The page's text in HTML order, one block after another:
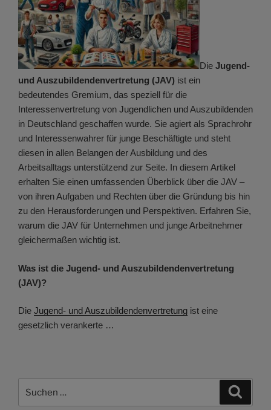
Die Jugend-
und Auszubildendenvertretung (JAV) ist ein
bedeutendes Gremium, das speziell für die
Interessenvertretung von Jugendlichen und Auszubildenden
in Deutschland geschaffen wurde. Sie agiert als Sprachrohr
und Interessenwahrer für junge Beschäftigte und steht
diesen in allen Belangen der Ausbildung und des
Arbeitsalltags unterstützend zur Seite. In diesem Artikel
erhalten Sie einen umfassenden Überblick über die JAV –
von ihren Aufgaben und Rechten über die Gründung bis hin
zu den Herausforderungen und Perspektiven. Erfahren Sie,
warum die JAV für Unternehmen und junge Arbeitnehmer
gleichermaßen wichtig ist.
Was ist die Jugend- und Auszubildendenvertretung
(JAV)?
Die Jugend- und Auszubildendenvertretung ist eine
gesetzlich verankerte …
nach: